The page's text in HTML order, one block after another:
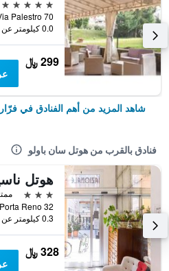
5 نجوم
0.0 كيلومتر عن وسط المدينة
299 ﷼
شاهد المزيد من أهم الفنادق في
فنادق بالقرب من هوتل سان باولو
هوتل
3 نجوم
ممتاز
0.3 كيلومتر عن وسط المدينة
328 ﷼